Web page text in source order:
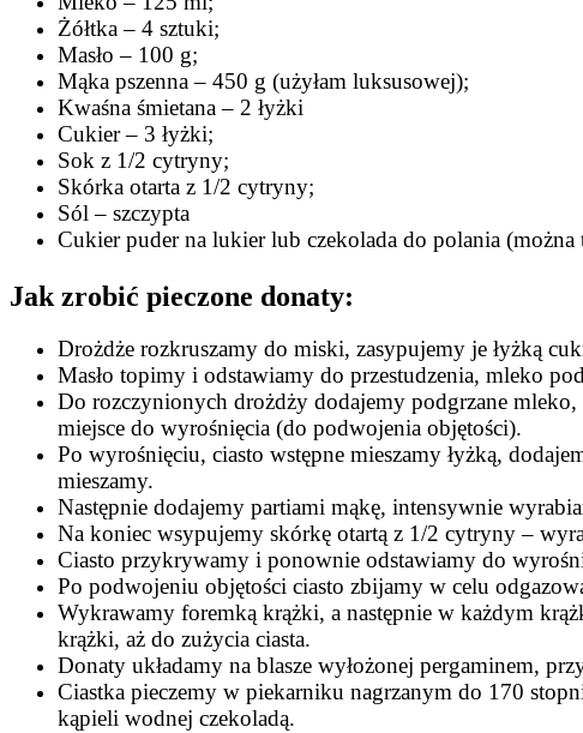
Żółtka – 4 sztuki;
Masło – 100 g;
Mąka pszenna – 450 g (użyłam luksusowej);
Kwaśna śmietana – 2 łyżki
Cukier – 3 łyżki;
Sok z 1/2 cytryny;
Skórka otarta z 1/2 cytryny;
Sól – szczypta
Cukier puder na lukier lub czekolada do polania
Jak zrobić pieczone donaty:
Drożdże rozkruszamy do miski, zasypujemy je łyżką
Masło topimy i odstawiamy do przestudzenia, mleko
Do rozczynionych drożdży dodajemy podgrzane
miejsce do wyrośnięcia (do podwojenia objętości).
Po wyrośnięciu, ciasto wstępne mieszamy łyżką,
mieszamy.
Następnie dodajemy partiami mąkę, intensywnie
Na koniec wsypujemy skórkę otartą z 1/2 cytryny –
Ciasto przykrywamy i ponownie odstawiamy do
Po podwojeniu objętości ciasto zbijamy w celu
Wykrawamy foremką krążki, a następnie w każdym
krążki, aż do zużycia ciasta.
Donaty układamy na blasze wyłożonej pergaminem,
Ciastka pieczemy w piekarniku nagrzanym do 170
kąpieli wodnej czekoladą.